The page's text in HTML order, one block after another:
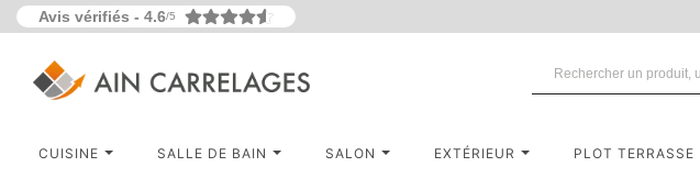
Avis vérifiés - 4.6/5
CUISINE SALLE DE BAIN SALON EXTÉRIEUR PLOT TERRASSE